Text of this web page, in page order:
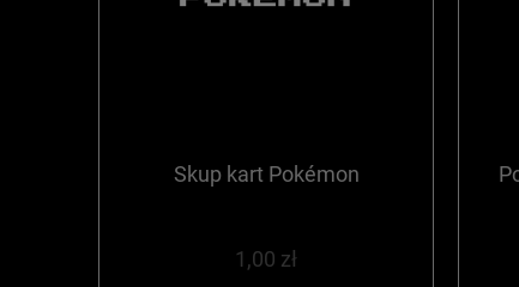
Skup kart Pokémon
1,00 zł